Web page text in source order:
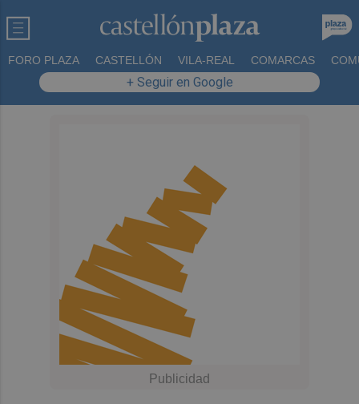
FORO PLAZA CASTELLÓN VILA-REAL COMARCAS
+ Seguir en Google